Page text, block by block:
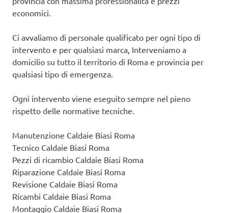
economici.
Ci avvaliamo di personale qualificato per ogni tipo di
intervento e per qualsiasi marca, Interveniamo a
domicilio su tutto il territorio di Roma e provincia per
qualsiasi tipo di emergenza.
Ogni intervento viene eseguito sempre nel pieno
rispetto delle normative tecniche.
Manutenzione Caldaie Biasi Roma
Tecnico Caldaie Biasi Roma
Pezzi di ricambio Caldaie Biasi Roma
Riparazione Caldaie Biasi Roma
Revisione Caldaie Biasi Roma
Ricambi Caldaie Biasi Roma
Montaggio Caldaie Biasi Roma